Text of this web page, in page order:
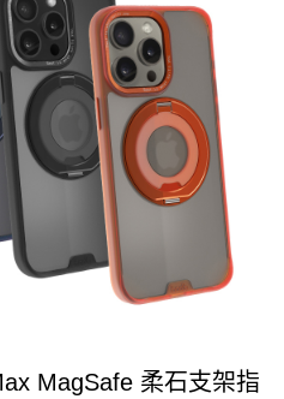
MagSafe 柔石支架指